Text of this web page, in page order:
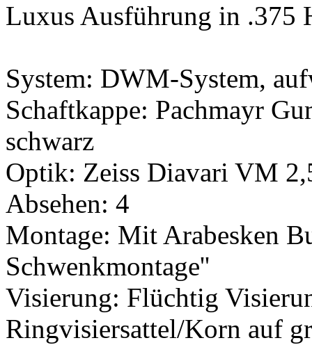
Luxus Ausführung in .375
System: DWM-System,
Schaftkappe: Pachmayr
schwarz
Optik: Zeiss Diavari VM
Absehen: 4
Montage: Mit Arabesken
Schwenkmontage''
Visierung: Flüchtig
Ringvisiersattel/Korn auf